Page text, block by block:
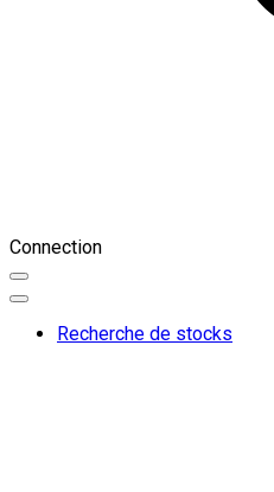
Connection
Recherche de stocks